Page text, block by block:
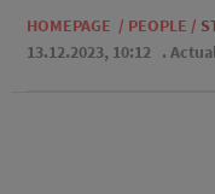
HOMEPAGE / PEOPLE /
13.12.2023, 10:12 .